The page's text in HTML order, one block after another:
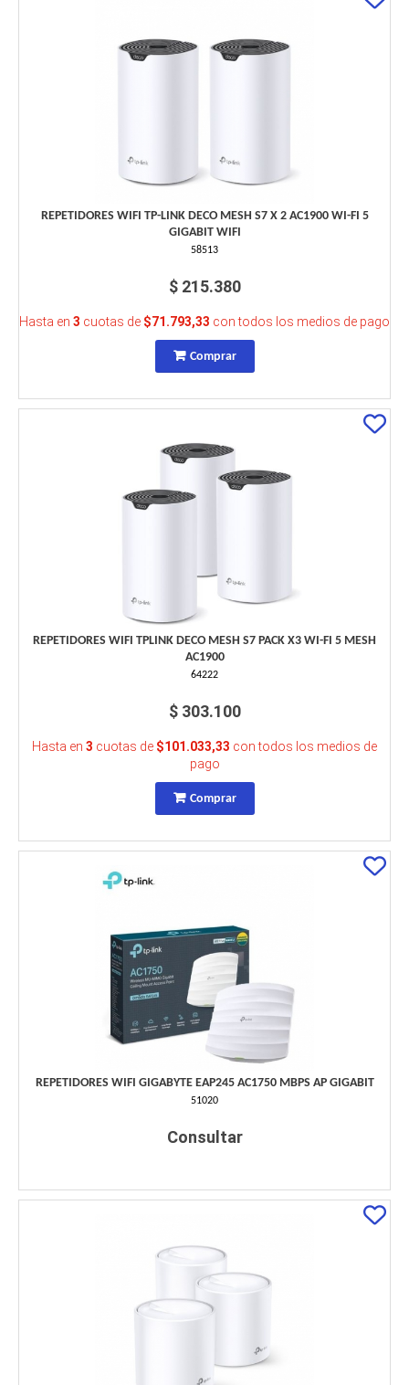
REPETIDORES WIFI TP-LINK DECO MESH S7 X 2 AC1900 WI-FI 5
GIGABIT WIFI
58513
$ 215.380
Hasta en 3 cuotas de $71.793,33 con todos los medios de pago
Comprar
REPETIDORES WIFI TPLINK DECO MESH S7 PACK X3 WI-FI 5 MESH
AC1900
64222
$ 303.100
Hasta en 3 cuotas de $101.033,33 con todos los medios de
pago
Comprar
REPETIDORES WIFI GIGABYTE EAP245 AC1750 MBPS AP GIGABIT
51020
Consultar